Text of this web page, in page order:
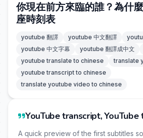
你現在前方來臨的誰？為什
座時刻表
youtube 翻譯 youtube 中文翻譯
youtube 中文字幕
youtube 翻譯成中文
youtube translate to chinese
translate
youtube transcript to chinese
translate youtube video to chinese
YouTube transcript,
A quick preview of the first subtitles